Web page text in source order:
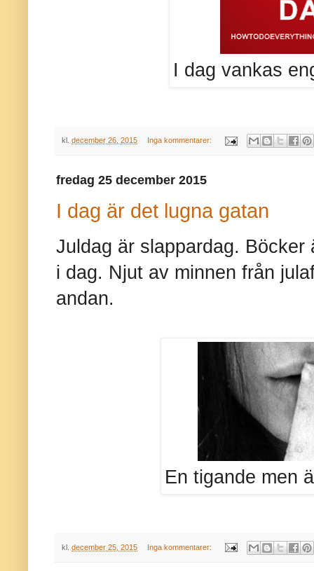
I dag vankas
kl. december 26, 2015 Inga kommentarer:
fredag 25 december 2015
I dag är det lugna gatan
Juldag är slappardag.
i dag. Njut av minnen från
andan.
En tigande men
kl. december 25, 2015 Inga kommentarer: